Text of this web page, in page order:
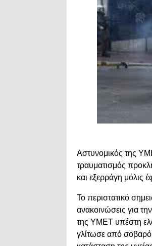
Αστυνομικός της
τραυματισμός
και εξερράγη μόλις
Το περιστατικό
ανακοινώσεις για
της ΥΜΕΤ υπέστη
γλίτωσε από σοβαρό